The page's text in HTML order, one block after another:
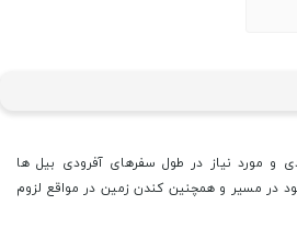
و مورد نیاز در طول سفرهای آفرودی بیل ها
در مسیر و همچنین کندن زمین در مواقع لزوم